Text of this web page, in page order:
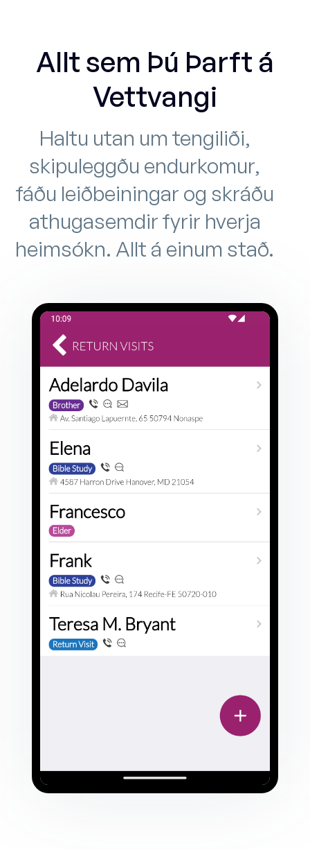
Allt sem Þú Þarft á
Vettvangi
Haltu utan um tengiliði,
skipuleggðu endurkomur,
fáðu leiðbeiningar og skráðu
athugasemdir fyrir hverja
heimsókn. Allt á einum stað.